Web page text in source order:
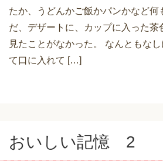
たか、うどんかご飯かパンかなど何
だ、デザートに、カップに入った茶
見たことがなかった。 なんともな
て口に入れて […]
おいしい記憶 2